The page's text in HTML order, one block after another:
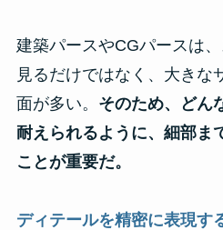
建築パースやCGパースは
見るだけではなく、大きな
面が多い。 そのため、どん
耐えられるように、細部ま
ことが重要だ。
ディテールを精密に表現す